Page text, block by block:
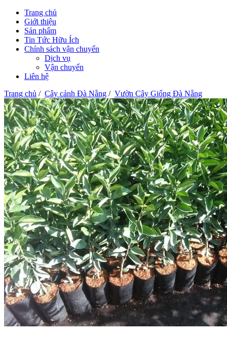
Trang chủ
Giới thiệu
Sản phẩm
Tin Tức Hữu Ích
Chính sách vận chuyển
Dịch vụ
Vận chuyển
Liên hệ
Trang chủ / Cây cảnh Đà Nẵng / Vườn Cây Giống Đà Nẵng